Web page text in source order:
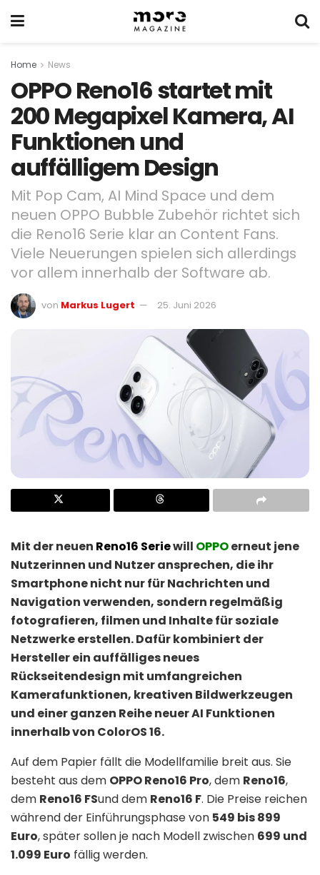
Home News
OPPO Reno16 startet mit
200 Megapixel Kamera, AI
Funktionen und
auffälligem Design
Mit Pop Cam, AI Mind Space und dem
neuen OPPO Bubble Zubehör richtet sich
die Reno16 Serie klar an Content Fans.
Viele Neuerungen spielen sich allerdings
vor allem innerhalb der Software ab.
von Markus Lugert 25. Juni 2026
Mit der neuen Reno16 Seriewill OPPOerneut jene
Nutzerinnen und Nutzer ansprechen, die ihr
Smartphone nicht nur für Nachrichten und
Navigation verwenden, sondern regelmäßig
fotografieren, filmen und Inhalte für soziale
Netzwerke erstellen. Dafür kombiniert der
Hersteller ein auffälliges neues
Rückseitendesign mit umfangreichen
Kamerafunktionen, kreativen Bildwerkzeugen
und einer ganzen Reihe neuer AI Funktionen
innerhalb von ColorOS 16.
Auf dem Papier fällt die Modellfamilie breit aus. Sie
besteht aus dem OPPO Reno16 Pro, dem Reno16,
dem Reno16 FSund dem Reno16 F. Die Preise reichen
während der Einführungsphase von 549 bis 899
Euro, später sollen je nach Modell zwischen 699 und
1.099 Euro fällig werden.